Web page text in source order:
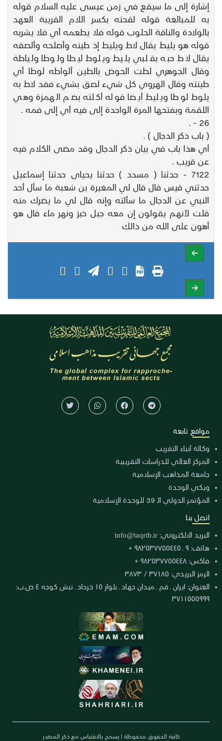
إشارة إلى ما سيقع في زمن عيسى عليه السلام قوله
به للمبالغة قوله لقحته بكسر اللام القريبة العهد
بالولادة والناقة الحلوب قوله فلا يطعمه أي فلا يشربه
قوله هو يليط يقال لاط ويليط إذ طينه وأصلحه وألصقه
يقال لاط حبه بقلبي يليط ويلوط ليطا ولوطا ولياطة
وقال الجوهري لطت الحوض بالطين ألواطه لوطا أي
طينته وقال الهروي كل شيء لصق بشيء فقد لاط به
يلوط لوطا ويليط أيضا قوله أكلته بضم الهمزة وهي
اللقمة وبفتحها المرة الواحدة إلى فيه أي إلى فمه .
26 - .
( باب ذكر الدجال ) .
أي هذا باب في بيان ذكر الدجال وقد مضى الكلام فيه
عن قريب .
7122 - حدثنا ( مسدد ) حدثنا يحياى حدثنا إسماعيل
حدثني قيس قال قال لي المغيرة بن شعبة ما سأل أحد
النبي عن الدجال ما سألته وإنه قال لي ما يضرك منه
قلت لأنهم يقولون إن معه جبل خبز ونهر ماء قال هو
أهون على الله من ذالك
مواقع تابعة
وكالة أنباء التقريب
المركز العالي للدراسات التقريبية
جامعة المذاهب الإسلامية
ويكي الوحدة
المؤتمر الدولي الـ 39 للوحدة الإسلامية
اتصل بنا
البريد الالكتروني: info@taqrib.ir
هاتف: ٩ ـ ٩٨٢٥٣٧٧٥٥٤٤٥ +
فاكس: ٩٨٢٥٣٧٧٥٥٤٤٨ +
الرمز البريدي: ٣٧١٨٥ / ٣٨٧٣
العنوان: ايران ـ قم ـ ميدان جهاد ـ بلوار ١٥ خرداد ـ نبش كوجه ٤ ص.ب:
٣٧١١٥٥٥٩٩٩
كافة الحقوق محفوظة | يسمح بالاقتباس مع ذكر المصدر